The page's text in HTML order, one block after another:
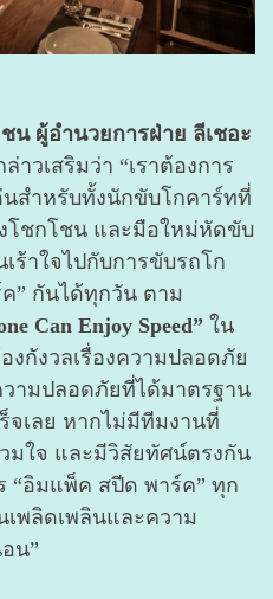
น ผู้อำนวยการฝ่าย ลีเชอะ
ล่าวเสริมว่า “เราต้องการ
สำหรับทั้งนักขับโกคาร์ทที่
โชกโชน และมือใหม่หัดขับ
ร้าใจไปกับการขับรถโก
” กันได้ทุกวัน ตาม
Can Enjoy Speed” ใน
กังวลเรื่องความปลอดภัย
วามปลอดภัยที่ได้มาตรฐาน
จเลย หากไม่มีทีมงานที่
มใจ และมีวิสัยทัศน์ตรงกัน
“อิมแพ็ค สปีด พาร์ค” ทุก
พลิดเพลินและความ
น”